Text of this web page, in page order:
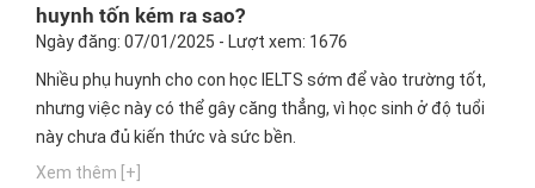
huynh tốn kém ra sao?
Ngày đăng: 07/01/2025 - Lượt xem: 1676
Nhiều phụ huynh cho con học IELTS sớm để vào trường tốt,
nhưng việc này có thể gây căng thẳng, vì học sinh ở độ tuổi
này chưa đủ kiến thức và sức bền.
Xem thêm [+]